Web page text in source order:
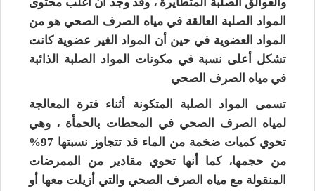
المواد الصلبة العالقة في مياه الصرف الصحي هو من
المواد العضوية في حين أن المواد الغير عضوية كانت
تشكل أعلى نسبة في مكونات المواد الصلبة الذائبة
في مياه الصرف الصحي
تسمى المواد الصلبة المتكونة أثناء فترة المعالجة
لمياه الصرف الصحي في المحطات بالحمأة ، وهي
تحوي كميات ضخمة من الماء قد تتجاوز نسبتها 97%
من حجمها، كما أنها تحوي مقادير من الممرضات
المنقولة مع مياه الصرف الصحي والتي أزيلت معها أو